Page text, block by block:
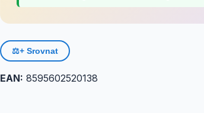
⚖️+ Srovnat
EAN: 8595602520138